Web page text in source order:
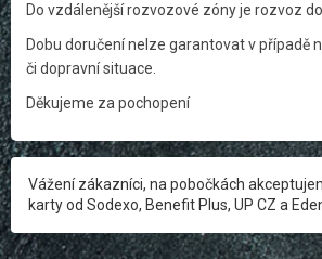
Do vzdálenější rozvozové zóny je rozvoz
Dobu doručení nelze garantovat v případě
či dopravní situace.
Děkujeme za pochopení
Vážení zákazníci, na pobočkách
karty od Sodexo, Benefit Plus, UP CZ a